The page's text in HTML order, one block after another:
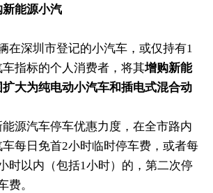
能源小汽
深圳市登记的小汽车，或仅持有1
指标的个人消费者，将其增购新能
大为纯电动小汽车和插电式混合动
汽车停车优惠力度，在全市路内
每日免首2小时临时停车费，或者每
时以内（包括1小时）的，第二次停
费。